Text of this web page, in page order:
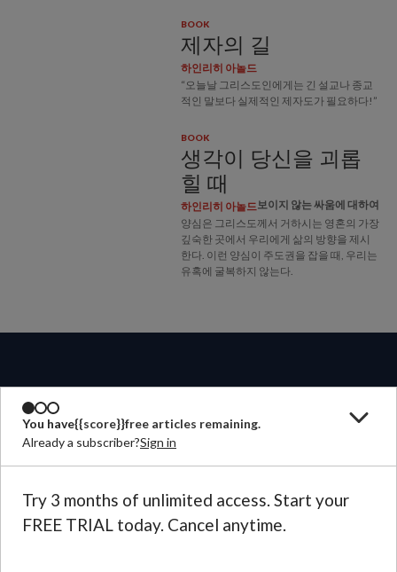
You have{{score}}free articles remaining.
Already a subscriber?Sign in
Try 3 months of unlimited access. Start your
FREE TRIAL today. Cancel anytime.
BOOK
제자의 길
하인리히 아놀드
“오늘날 그리스도인에게는 긴 설교나 종교
적인 말보다 실제적인 제자도가 필요하다!”
BOOK
생각이 당신을 괴롭
힐 때
하인리히 아놀드보이지 않는 싸움에 대하여
양심은 그리스도께서 거하시는 영혼의 가장
깊숙한 곳에서 우리에게 삶의 방향을 제시
한다. 이런 양심이 주도권을 잡을 때, 우리는
유혹에 굴복하지 않는다.
쟁기출판은
연락하기